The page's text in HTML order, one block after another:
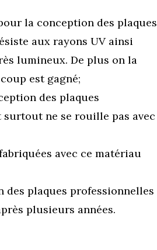
la conception des plaques
aux rayons UV ainsi
lumineux. De plus on la
est gagné;
des plaques
ne se rouille pas avec
avec ce matériau
plaques professionnelles
plusieurs années.